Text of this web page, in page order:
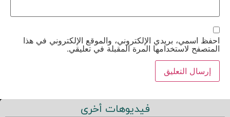
احفظ اسمي، بريدي الإلكتروني، والموقع الإلكتروني في هذا
المتصفح لاستخدامها المرة المقبلة في تعليقي.
فيديوهات أخرى